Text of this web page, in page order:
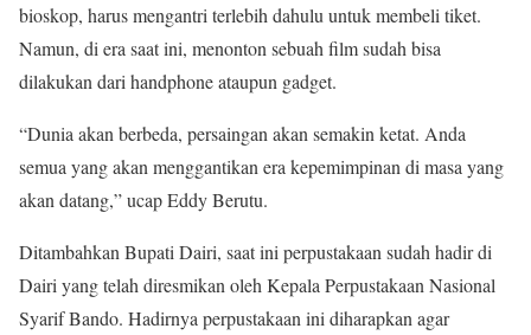
bioskop, harus mengantri terlebih dahulu untuk membeli tiket.
Namun, di era saat ini, menonton sebuah film sudah bisa
dilakukan dari handphone ataupun gadget.
“Dunia akan berbeda, persaingan akan semakin ketat. Anda
semua yang akan menggantikan era kepemimpinan di masa yang
akan datang,” ucap Eddy Berutu.
Ditambahkan Bupati Dairi, saat ini perpustakaan sudah hadir di
Dairi yang telah diresmikan oleh Kepala Perpustakaan Nasional
Syarif Bando. Hadirnya perpustakaan ini diharapkan agar